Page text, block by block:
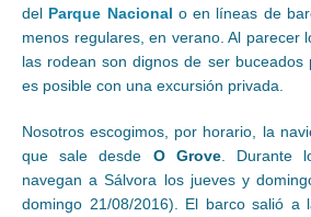
del Parque Nacional o en líneas de
menos regulares, en verano. Al parecer
las rodean son dignos de ser buceados
es posible con una excursión privada.
Nosotros escogimos, por horario, la
que sale desde O Grove. Durante
navegan a Sálvora los jueves y
domingo 21/08/2016). El barco salió a